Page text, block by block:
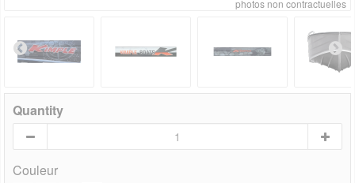
photos non contractuelles
Quantity
Couleur